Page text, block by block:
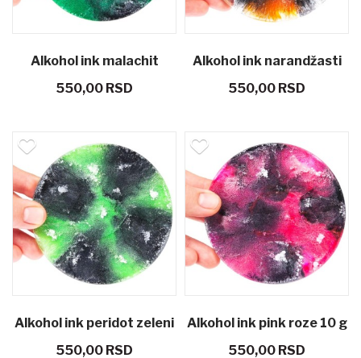
Alkohol ink malachit
zeleni 10 g
550,00 RSD
Alkohol ink narandžasti
10 g
550,00 RSD
Alkohol ink peridot zeleni
550,00 RSD
Alkohol ink pink roze 10 g
550,00 RSD